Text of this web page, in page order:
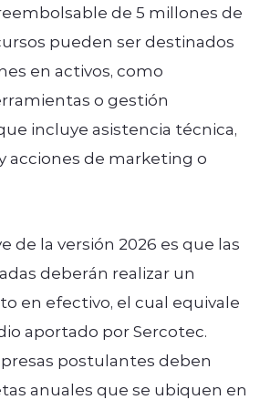
de 5 millones de
pueden ser destinados
en activos, como
o gestión
incluye asistencia técnica,
acciones de marketing o
de la versión 2026 es que las
deberán realizar un
en efectivo, el cual equivale
aportado por Sercotec.
postulantes deben
anuales que se ubiquen en